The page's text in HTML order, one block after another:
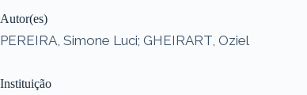
Autor(es)
PEREIRA, Simone Luci; GHEIRART, Oziel
Instituição